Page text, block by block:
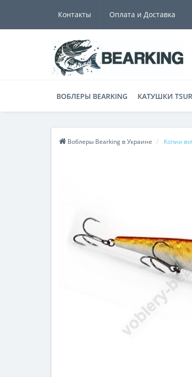
Контакты Оплата и Доставка
ВОБЛЕРЫ BEARKING КАТУШКИ
Воблеры Bearking в Украине Копии